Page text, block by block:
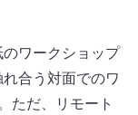
ワークショップ
合う対面でのワ
ただ、リモート